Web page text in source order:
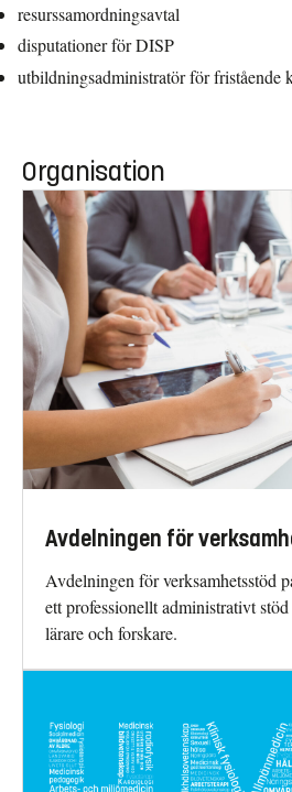
resurssamordningsavtal
disputationer för DISP
utbildningsadministratör för fristående
Organisation
Avdelningen för
Avdelningen för verksamhetsstöd
ett professionellt administrativt
lärare och forskare.